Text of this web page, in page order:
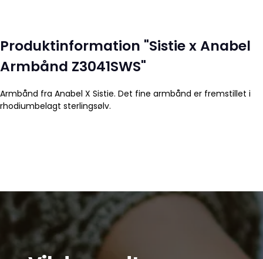
Produktinformation "Sistie x Anabel
Armbånd Z3041SWS"
Armbånd fra Anabel X Sistie. Det fine armbånd er fremstillet i
rhodiumbelagt sterlingsølv.